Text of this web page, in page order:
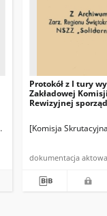
w
Protokół z I tury
Zakładowej Komisji
Rewizyjnej
[Komisja